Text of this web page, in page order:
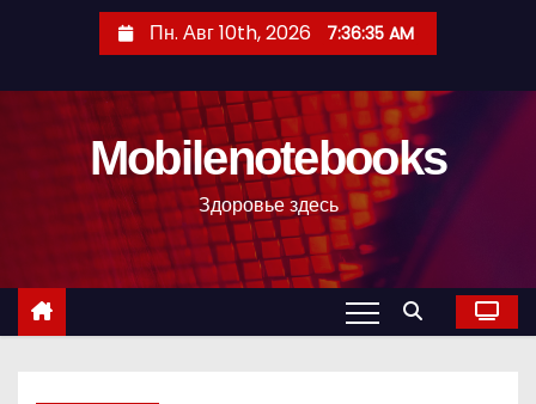
с
Пн. Авг 10th, 2026 7:36:36 AM
Mobilenotebooks
Здоровье здесь